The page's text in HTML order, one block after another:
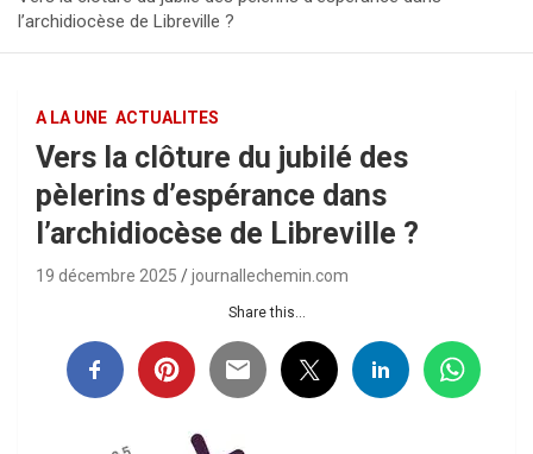
l’archidiocèse de Libreville ?
A LA UNE ACTUALITES
Vers la clôture du jubilé des
pèlerins d’espérance dans
l’archidiocèse de Libreville ?
19 décembre 2025 journallechemin.com
Share this...